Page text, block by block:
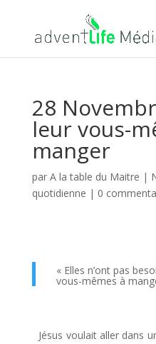
28
leur vous-
manger
par A la table du Maitre |
quotidienne | 0
« Elles n’ont pas
vous-mêmes à
Jésus voulait aller dans